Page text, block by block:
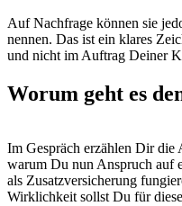
Auf Nachfrage können sie
nennen. Das ist ein klares
und nicht im Auftrag Deiner
Worum geht es
Im Gespräch erzählen Dir die
warum Du nun Anspruch auf
als Zusatzversicherung
Wirklichkeit sollst Du für